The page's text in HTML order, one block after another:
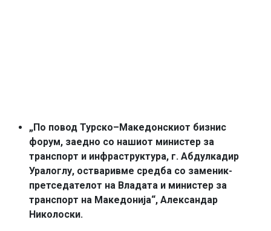
„По повод Турско–Македонскиот бизнис
форум, заедно со нашиот министер за
транспорт и инфраструктура, г. Абдулкадир
Уралоглу, остваривме средба со заменик-
претседателот на Владата и министер за
транспорт на Македонија“, Александар
Николоски.